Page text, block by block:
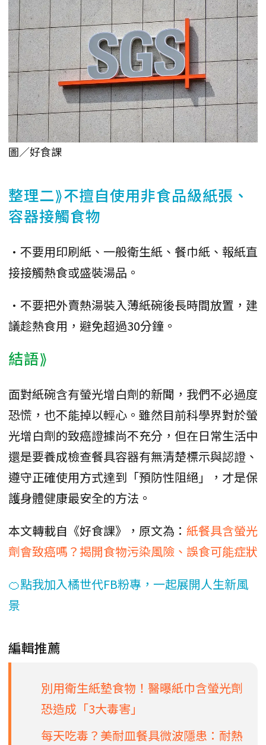
圖／好食課
整理二⟫不擅自使用非食品級紙張、
容器接觸食物
•不要用印刷紙、一般衛生紙、餐巾紙、報紙直
接接觸熱食或盛裝湯品。
•不要把外賣熱湯裝入薄紙碗後長時間放置，建
議趁熱食用，避免超過30分鐘。
結語⟫
面對紙碗含有螢光增白劑的新聞，我們不必過度
恐慌，也不能掉以輕心。雖然目前科學界對於螢
光增白劑的致癌證據尚不充分，但在日常生活中
還是要養成檢查餐具容器有無清楚標示與認證、
遵守正確使用方式達到「預防性阻絕」，才是保
護身體健康最安全的方法。
本文轉載自《好食課》，原文為： 紙餐具含螢光
劑會致癌嗎？揭開食物污染風險、誤食可能症狀
🍊點我加入橘世代FB粉專，一起展開人生新風
景
編輯推薦
別用衛生紙墊食物！醫曝紙巾含螢光劑
恐造成「3大毒害」
每天吃毒？美耐皿餐具微波隱患：耐熱